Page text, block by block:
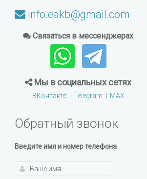
info.eakb@gmail.com
Связаться в мессенджерах
Мы в социальных сетях
ВКонтакте| Telegram | MAX
Обратный звонок
Введите имя и номер телефона